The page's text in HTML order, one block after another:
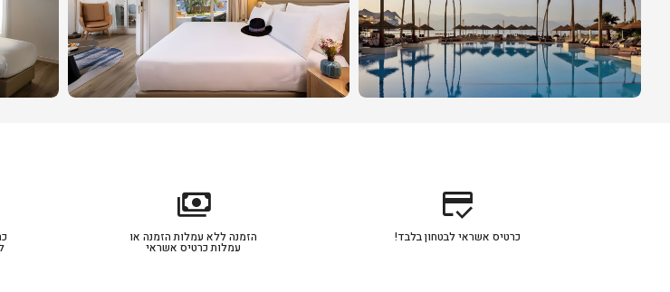
credit_score
כרטיס אשראי לבטחון בלבד!
payments
הזמנה ללא עמלות הזמנה או
עמלות כרטיס אשראי